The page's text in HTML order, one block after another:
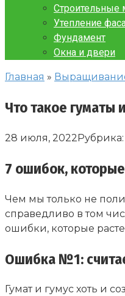
Строительные
Утепление
Фундамент
Окна и двери
Главная »
Что такое гуматы
28 июля, 2022Рубрика:
7 ошибок,
Чем мы только не
справедливо в том
ошибки, которые
Ошибка №1:
Гумат и гумус хоть и